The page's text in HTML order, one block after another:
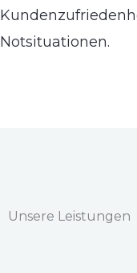
Notsituationen.
Unsere Leistungen